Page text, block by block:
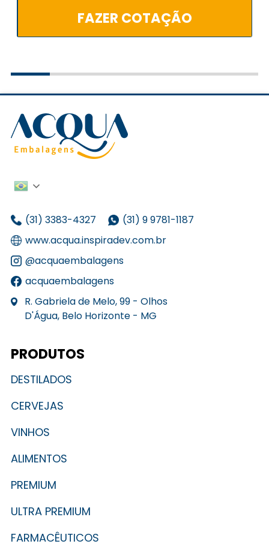
FAZER COTAÇÃO
(31) 3383-4327
(31) 9 9781-1187
www.acqua.inspiradev.com.br
@acquaembalagens
acquaembalagens
R. Gabriela de Melo, 99 - Olhos
D'Água, Belo Horizonte - MG
PRODUTOS
DESTILADOS
CERVEJAS
VINHOS
ALIMENTOS
PREMIUM
ULTRA PREMIUM
FARMACÊUTICOS